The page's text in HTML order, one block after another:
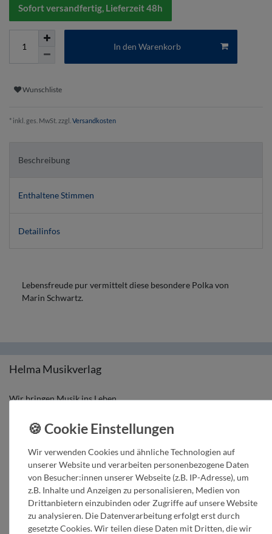
Sofort versandfertig, Lieferzeit 48h
In den Warenkorb
Wunschliste
* inkl. ges. MwSt. zzgl. Versandkosten
Beschreibung
Enthaltene Stimmen
Detailinfos
Lebensfreude pur vermittelt diese besondere Polka von
Marin Schwartz.
Helma Musikverlag
Wir bringen Musik ins Leben.
Mail:music@helmamusic.com
Kaufvertrag widerrufen
ohne Angabe von Gründen möglich. Bestätigung folgt per E-Mail.
Zum Online-Widerruf
Wir verwenden Cookies und ähnliche Technologien auf
unserer Website und verarbeiten personenbezogene Daten
von Besucher:innen unserer Webseite (z.B. IP-Adresse), um
z.B. Inhalte und Anzeigen zu personalisieren, Medien von
Drittanbietern einzubinden oder Zugriffe auf unsere Website
zu analysieren. Die Datenverarbeitung erfolgt erst durch
gesetzte Cookies. Wir teilen diese Daten mit Dritten, die wir